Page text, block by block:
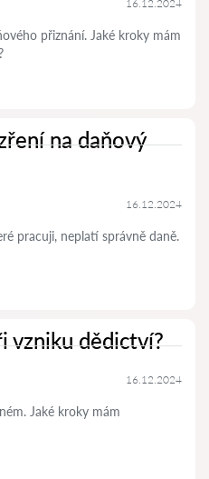
16.12.2024
přiznání. Jaké kroky mám
na daňový
16.12.2024
pracuji, neplatí správně daně.
vzniku dědictví?
16.12.2024
Jaké kroky mám